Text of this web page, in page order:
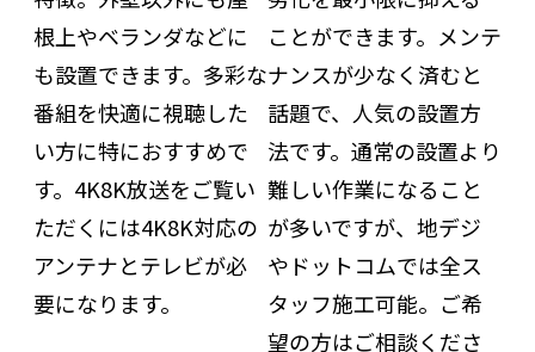
根上やベランダなどに
も設置できます。多彩な
番組を快適に視聴した
い方に特におすすめで
す。4K8K放送をご覧い
ただくには4K8K対応の
アンテナとテレビが必
要になります。
ことができます。メンテ
ナンスが少なく済むと
話題で、人気の設置方
法です。通常の設置より
難しい作業になること
が多いですが、地デジ
やドットコムでは全ス
タッフ施工可能。ご希
望の方はご相談くださ